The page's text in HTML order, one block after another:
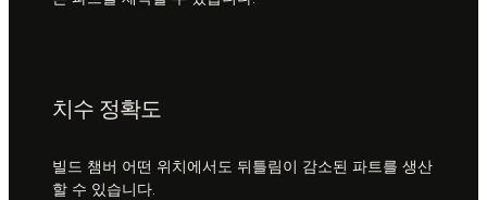
치수 정확도
빌드 챔버 어떤 위치에서도 뒤틀림이 감소된 파트를 생산
할 수 있습니다.